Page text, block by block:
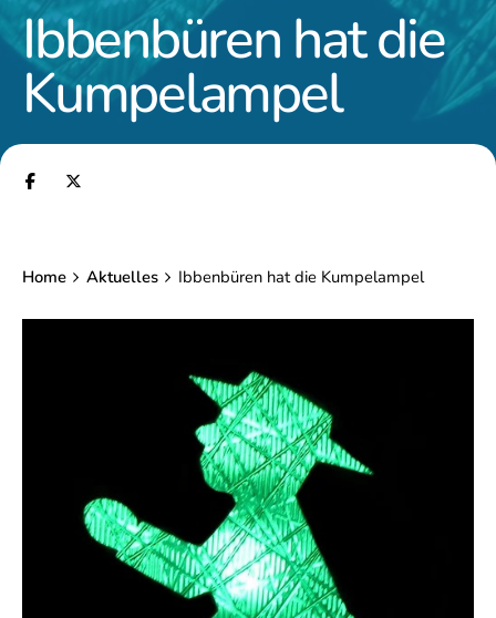
Ibbenbüren hat die
Kumpelampel
Home Aktuelles Ibbenbüren hat die Kumpelampel